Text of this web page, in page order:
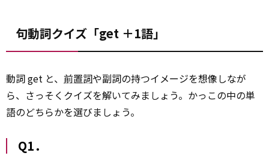
句動詞クイズ「get ＋1語」
動詞 get と、 前置詞や副詞の持つイメージを想像しなが
ら、さっそくクイズを解いてみましょう。かっこの中の単
語のどちらかを選びましょう。
Q1．